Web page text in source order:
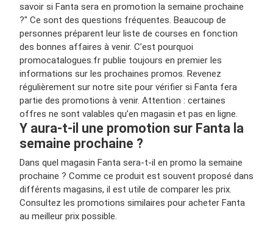
savoir si Fanta sera en promotion la semaine prochaine
?" Ce sont des questions fréquentes. Beaucoup de
personnes préparent leur liste de courses en fonction
des bonnes affaires à venir. C’est pourquoi
promocatalogues.fr publie toujours en premier les
informations sur les prochaines promos. Revenez
régulièrement sur notre site pour vérifier si Fanta fera
partie des promotions à venir. Attention : certaines
offres ne sont valables qu’en magasin et pas en ligne.
Y aura-t-il une promotion sur Fanta la
semaine prochaine ?
Dans quel magasin Fanta sera-t-il en promo la semaine
prochaine ? Comme ce produit est souvent proposé dans
différents magasins, il est utile de comparer les prix.
Consultez les promotions similaires pour acheter Fanta
au meilleur prix possible.